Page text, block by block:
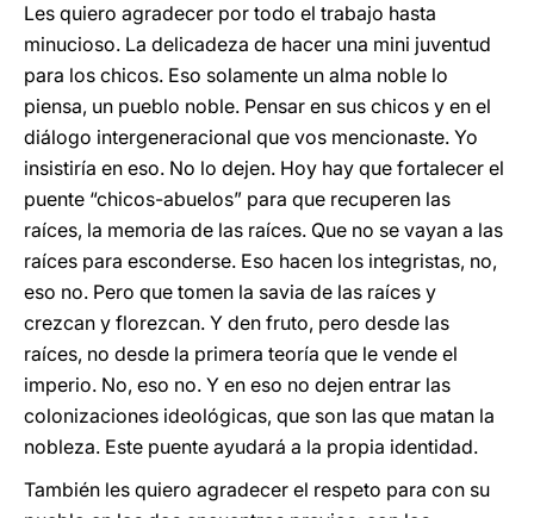
Les quiero agradecer por todo el trabajo hasta
minucioso. La delicadeza de hacer una mini juventud
para los chicos. Eso solamente un alma noble lo
piensa, un pueblo noble. Pensar en sus chicos y en el
diálogo intergeneracional que vos mencionaste. Yo
insistiría en eso. No lo dejen. Hoy hay que fortalecer el
puente “chicos-abuelos” para que recuperen las
raíces, la memoria de las raíces. Que no se vayan a las
raíces para esconderse. Eso hacen los integristas, no,
eso no. Pero que tomen la savia de las raíces y
crezcan y florezcan. Y den fruto, pero desde las
raíces, no desde la primera teoría que le vende el
imperio. No, eso no. Y en eso no dejen entrar las
colonizaciones ideológicas, que son las que matan la
nobleza. Este puente ayudará a la propia identidad.
También les quiero agradecer el respeto para con su